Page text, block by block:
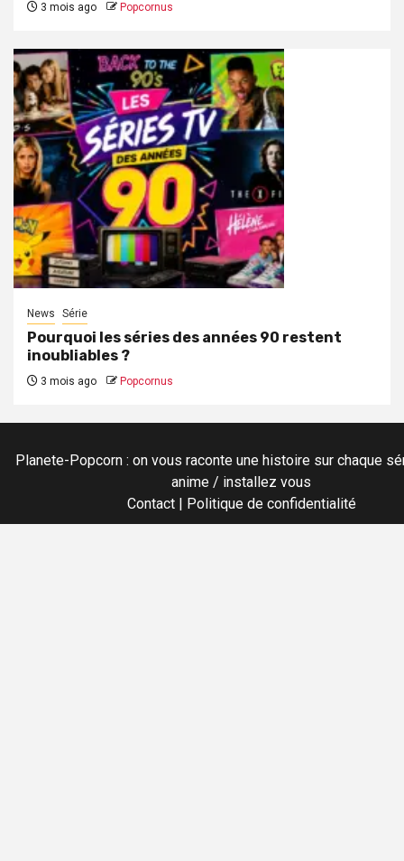
3 mois ago Popcornus
News Série
Pourquoi les séries des années 90 restent
inoubliables ?
3 mois ago Popcornus
Planete-Popcorn : on vous raconte une histoire sur chaque
anime / installez vous
Contact| Politique de confidentialité